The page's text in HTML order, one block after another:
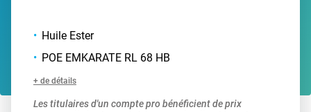
Huile Ester
POE EMKARATE RL 68 HB
+ de détails
Les titulaires d'un compte pro bénéficient de prix